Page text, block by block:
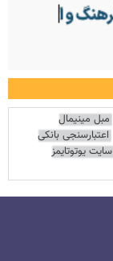
مبل مینیمال
اعتبارسنجی بانکی
سایت یوتوتایمز